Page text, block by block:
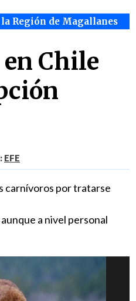
la Región de Magallanes
Chile
EFE
carnívoros por tratarse
a nivel personal